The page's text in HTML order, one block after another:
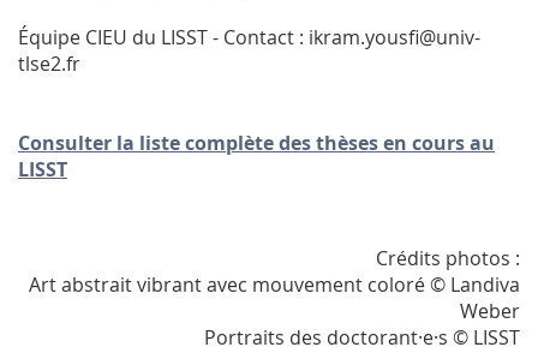
Équipe CIEU du LISST - Contact : ikram.yousfi@univ-
tlse2.fr
Consulter la liste complète des thèses en cours au
LISST
Crédits photos :
Art abstrait vibrant avec mouvement coloré © Landiva
Weber
Portraits des doctorant·e·s © LISST